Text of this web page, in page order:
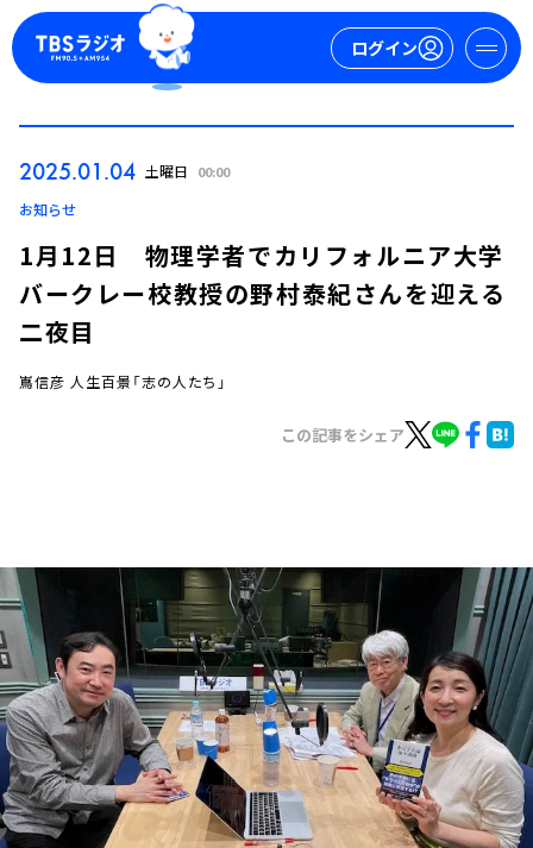
ログイン
イベント・グッズ
YouTube
会社情報
2025.01.04 土曜日 00:00
お知らせ
1月12日 物理学者でカリフォルニア大学
バークレー校教授の野村泰紀さんを迎える
二夜目
嶌信彦 人生百景「志の人たち」
この記事をシェア